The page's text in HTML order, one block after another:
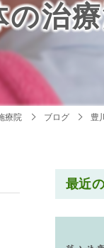
の治
療院 ブログ 豊
最近